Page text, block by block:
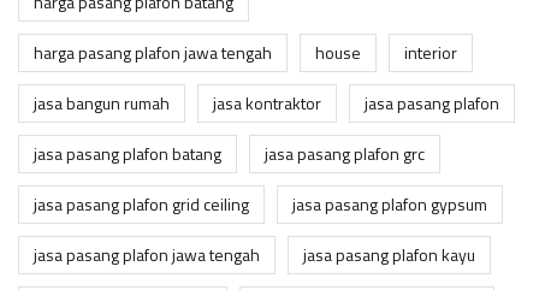
harga pasang plafon jawa tengah
house
interior
jasa bangun rumah
jasa kontraktor
jasa pasang plafon
jasa pasang plafon batang
jasa pasang plafon grc
jasa pasang plafon grid ceiling
jasa pasang plafon gypsum
jasa pasang plafon jawa tengah
jasa pasang plafon kayu